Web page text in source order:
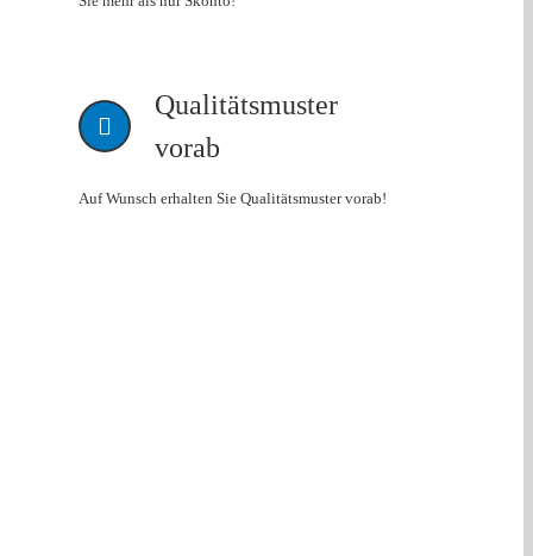
Qualitätsmuster
vorab
Auf Wunsch erhalten Sie Qualitätsmuster vorab!